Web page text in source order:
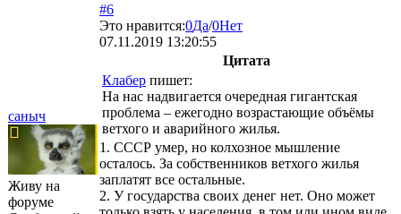
саныч
Живу на
форуме
#6
Это нравится:0Да/0Нет
07.11.2019 13:20:55
Цитата
Клабер пишет:
На нас надвигается очередная гигантская
проблема – ежегодно возрастающие объёмы
ветхого и аварийного жилья.
1. СССР умер, но колхозное мышление
осталось. За собственников ветхого жилья
заплатят все остальные.
2. У государства своих денег нет. Оно может